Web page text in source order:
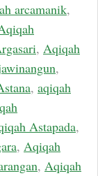
arcamanik,
, Aqiqah
,
, aqiqah
Astapada,
, Aqiqah
, Aqiqah